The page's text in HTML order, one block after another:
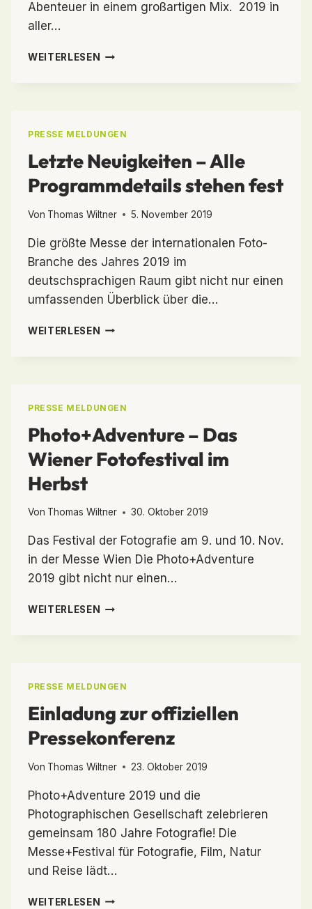
Abenteuer in einem großartigen Mix. 2019 in
aller…
WEITERLESEN
DAS
PRESSE MELDUNGEN
Letzte Neuigkeiten – Alle
Programmdetails stehen fest
Von Thomas Wiltner 5. November 2019
Die größte Messe der internationalen Foto-
Branche des Jahres 2019 im
deutschsprachigen Raum gibt nicht nur einen
umfassenden Überblick über die…
WEITERLESEN
LETZTE
PRESSE MELDUNGEN
Photo+Adventure – Das
Wiener Fotofestival im
Herbst
Von Thomas Wiltner 30. Oktober 2019
Das Festival der Fotografie am 9. und 10. Nov.
in der Messe Wien Die Photo+Adventure
2019 gibt nicht nur einen…
WEITERLESEN
PHOTO+ADVENTURE
PRESSE MELDUNGEN
Einladung zur offiziellen
Pressekonferenz
Von Thomas Wiltner 23. Oktober 2019
Photo+Adventure 2019 und die
Photographischen Gesellschaft zelebrieren
gemeinsam 180 Jahre Fotografie! Die
Messe+Festival für Fotografie, Film, Natur
und Reise lädt…
WEITERLESEN
EINLADUNG